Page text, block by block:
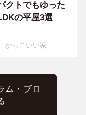
クトでもゆった
の平屋3選
かっこいい家
ム・ブロ